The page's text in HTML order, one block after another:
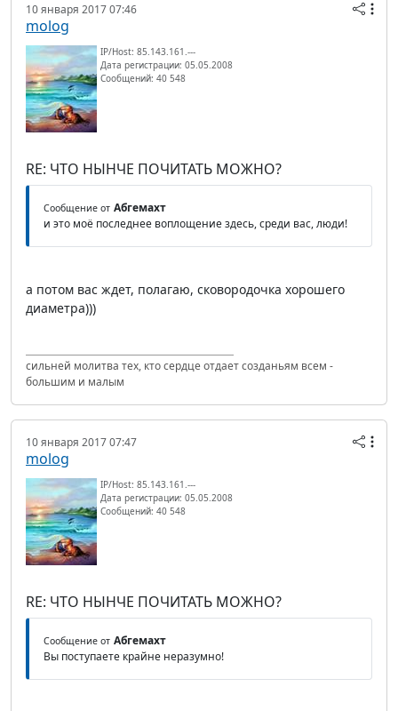
10 января 2017 07:46
molog
IP/Host: 85.143.161.---
Дата регистрации: 05.05.2008
Сообщений: 40 548
RE: ЧТО НЫНЧЕ ПОЧИТАТЬ МОЖНО?
Сообщение от Абгемахт
и это моё последнее воплощение здесь, среди вас, люди!
а потом вас ждет, полагаю, сковородочка хорошего
диаметра)))
сильней молитва тех, кто сердце отдает созданьям всем -
большим и малым
10 января 2017 07:47
molog
IP/Host: 85.143.161.---
Дата регистрации: 05.05.2008
Сообщений: 40 548
RE: ЧТО НЫНЧЕ ПОЧИТАТЬ МОЖНО?
Сообщение от Абгемахт
Вы поступаете крайне неразумно!